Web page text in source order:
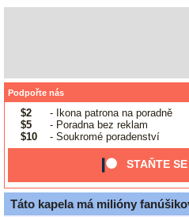
Podpořte nás
$2
- Ikona patrona na poradně
$5
- Poradna bez reklam
$10
- Soukromé poradenství
STAŇTE
Táto kapela má milióny